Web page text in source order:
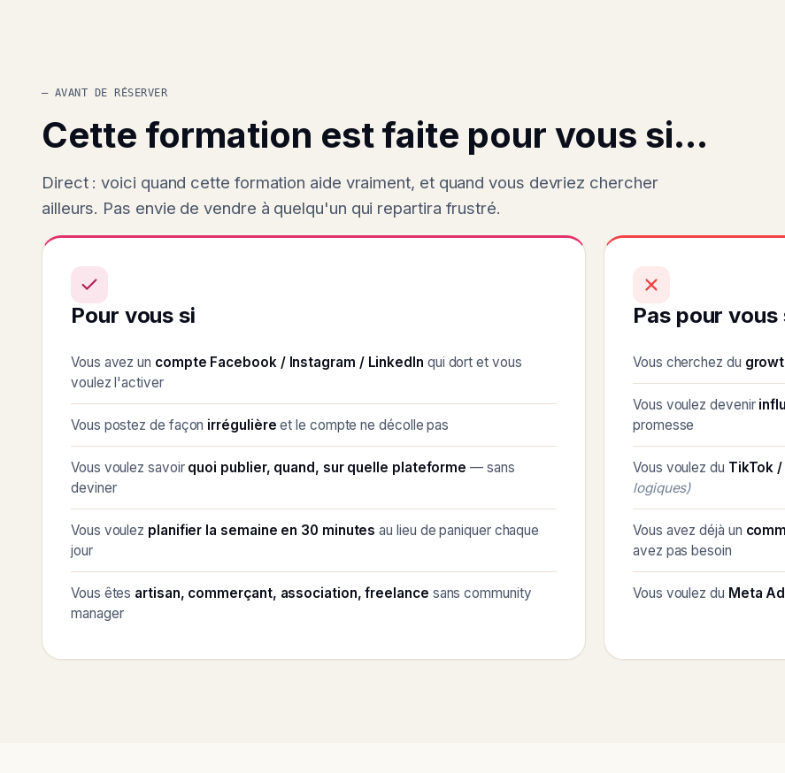
— AVANT DE RÉSERVER
Cette formation est faite pour vous si...
Direct : voici quand cette formation aide vraiment, et quand vous devriez chercher
ailleurs. Pas envie de vendre à quelqu'un qui repartira frustré.
Pour vous si
Vous avez un compte Facebook / Instagram / LinkedIn qui dort et vous
voulez l'activer
Vous postez de façon irrégulière et le compte ne décolle pas
Vous voulez savoir quoi publier, quand, sur quelle plateforme — sans
deviner
Vous voulez planifier la semaine en 30 minutes au lieu de paniquer chaque
jour
Vous êtes artisan, commerçant, association, freelance sans community
manager
Pas pour vous
Vous cherchez du
Vous voulez devenir
promesse
Vous voulez du TikTok /
logiques)
Vous avez déjà un
avez pas besoin
Vous voulez du Meta